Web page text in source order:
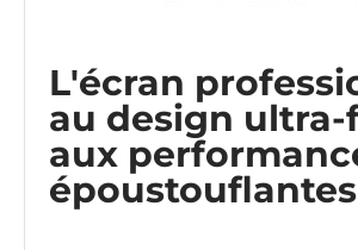
L'écran
au design
aux
époustouflantes